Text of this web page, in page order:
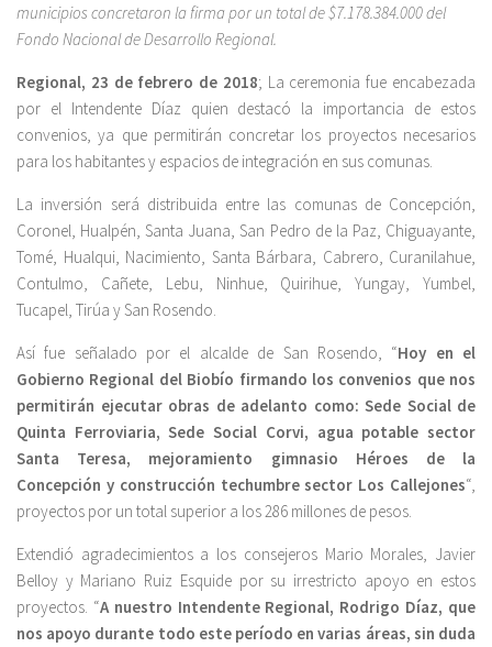
municipios concretaron la firma por un total de $7.178.384.000 del
Fondo Nacional de Desarrollo Regional.
Regional, 23 de febrero de 2018; La ceremonia fue encabezada
por el Intendente Díaz quien destacó la importancia de estos
convenios, ya que permitirán concretar los proyectos necesarios
para los habitantes y espacios de integración en sus comunas.
La inversión será distribuida entre las comunas de Concepción,
Coronel, Hualpén, Santa Juana, San Pedro de la Paz, Chiguayante,
Tomé, Hualqui, Nacimiento, Santa Bárbara, Cabrero, Curanilahue,
Contulmo, Cañete, Lebu, Ninhue, Quirihue, Yungay, Yumbel,
Tucapel, Tirúa y San Rosendo.
Así fue señalado por el alcalde de San Rosendo, “Hoy en el
Gobierno Regional del Biobío firmando los convenios que nos
permitirán ejecutar obras de adelanto como: Sede Social de
Quinta Ferroviaria, Sede Social Corvi, agua potable sector
Santa Teresa, mejoramiento gimnasio Héroes de la
Concepción y construcción techumbre sector Los Callejones“,
proyectos por un total superior a los 286 millones de pesos.
Extendió agradecimientos a los consejeros Mario Morales, Javier
Belloy y Mariano Ruiz Esquide por su irrestricto apoyo en estos
proyectos. “A nuestro Intendente Regional, Rodrigo Díaz, que
nos apoyo durante todo este período en varias áreas, sin duda